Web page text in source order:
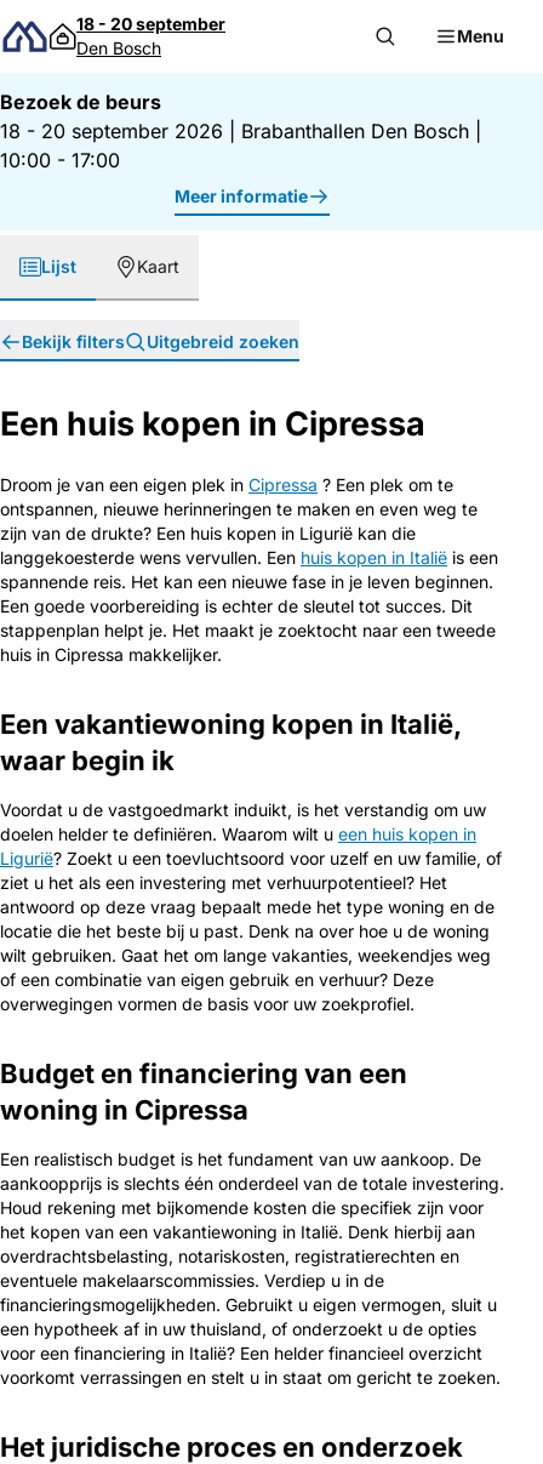
Direct naar inhoud
18 - 20 september
Den Bosch
Menu
Bezoek de beurs
18 - 20 september 2026
Brabanthallen Den Bosch
10:00 - 17:00
Meer informatie
Lijst Kaart
Bekijk filters Uitgebreid zoeken
Een huis kopen in Cipressa
Droom je van een eigen plek in Cipressa ? Een plek om te
ontspannen, nieuwe herinneringen te maken en even weg te
zijn van de drukte? Een huis kopen in Ligurië kan die
langgekoesterde wens vervullen. Een huis kopen in Italië is een
spannende reis. Het kan een nieuwe fase in je leven beginnen.
Een goede voorbereiding is echter de sleutel tot succes. Dit
stappenplan helpt je. Het maakt je zoektocht naar een tweede
huis in Cipressa makkelijker.
Een vakantiewoning kopen in Italië,
waar begin ik
Voordat u de vastgoedmarkt induikt, is het verstandig om uw
doelen helder te definiëren. Waarom wilt u een huis kopen in
Ligurië? Zoekt u een toevluchtsoord voor uzelf en uw familie, of
ziet u het als een investering met verhuurpotentieel? Het
antwoord op deze vraag bepaalt mede het type woning en de
locatie die het beste bij u past. Denk na over hoe u de woning
wilt gebruiken. Gaat het om lange vakanties, weekendjes weg
of een combinatie van eigen gebruik en verhuur? Deze
overwegingen vormen de basis voor uw zoekprofiel.
Budget en financiering van een
woning in Cipressa
Een realistisch budget is het fundament van uw aankoop. De
aankoopprijs is slechts één onderdeel van de totale investering.
Houd rekening met bijkomende kosten die specifiek zijn voor
het kopen van een vakantiewoning in Italië. Denk hierbij aan
overdrachtsbelasting, notariskosten, registratierechten en
eventuele makelaarscommissies. Verdiep u in de
financieringsmogelijkheden. Gebruikt u eigen vermogen, sluit u
een hypotheek af in uw thuisland, of onderzoekt u de opties
voor een financiering in Italië? Een helder financieel overzicht
voorkomt verrassingen en stelt u in staat om gericht te zoeken.
Het juridische proces en onderzoek